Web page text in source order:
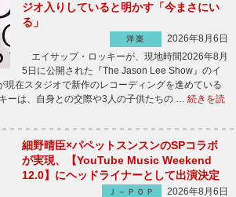
ジオ入りしていると明かす「今まさにい
る」
洋楽
2026年8月6日
エイサップ・ロッキーが、現地時間2026年8月
5日に公開された『The Jason Lee Show』のイ
現在スタジオで新作のレコーディングを進めている
は、自身との交際や3人の子供たちの … 続きを読
細野晴臣×パペットスンスンのSPコラボ
が実現、【YouTube Music Weekend
12.0】にヘッドライナーとして出演決定
Ｊ－ＰＯＰ
2026年8月6日